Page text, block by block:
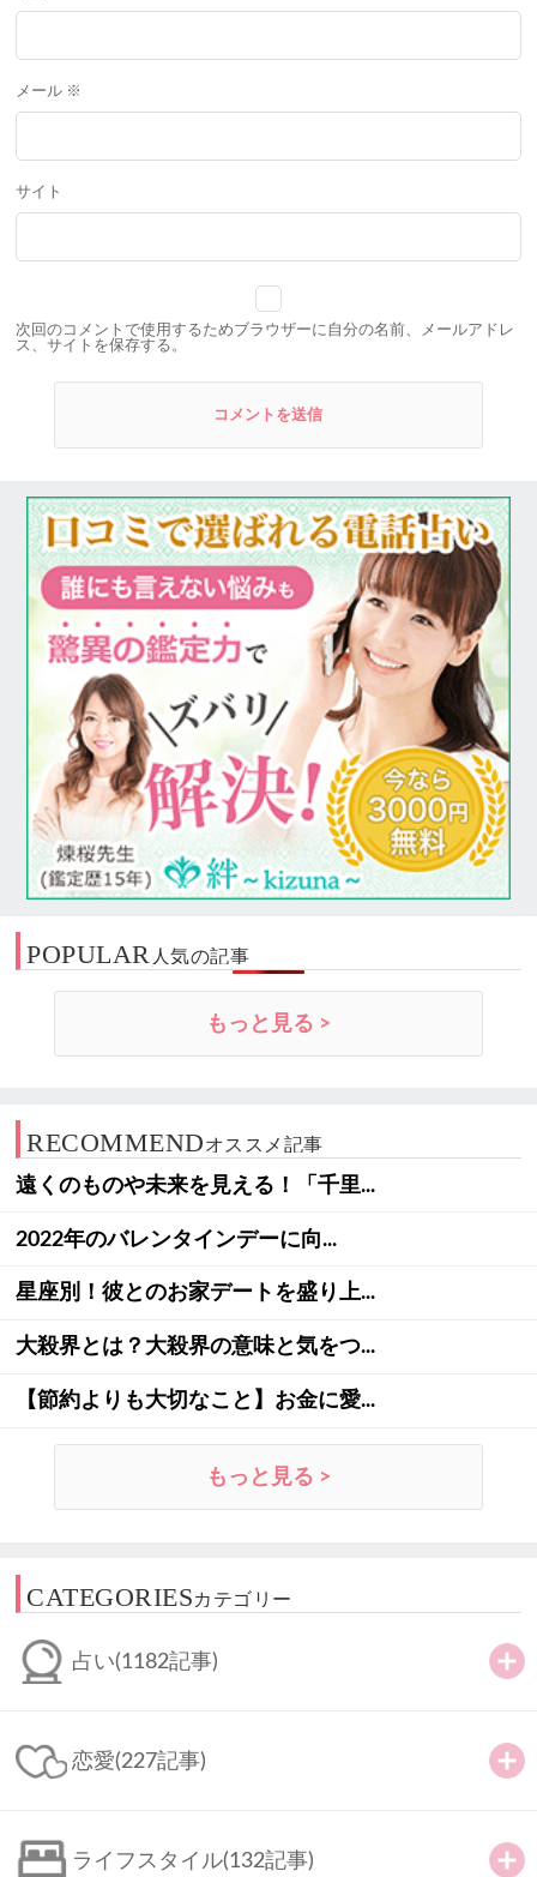
メール ※
サイト
次回のコメントで使用するためブラウザーに自分の名前、メールアドレ
ス、サイトを保存する。
POPULAR人気の記事
もっと見る >
RECOMMENDオススメ記事
遠くのものや未来を見える！「千里...
2022年のバレンタインデーに向...
星座別！彼とのお家デートを盛り上...
大殺界とは？大殺界の意味と気をつ...
【節約よりも大切なこと】お金に愛...
もっと見る >
CATEGORIESカテゴリー
占い(1182記事)
恋愛(227記事)
ライフスタイル(132記事)